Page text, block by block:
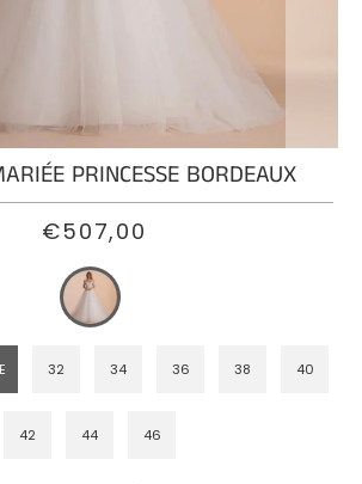
PRINCESSE BORDEAUX
€507,00
32 34 36 38 40
42 44 46